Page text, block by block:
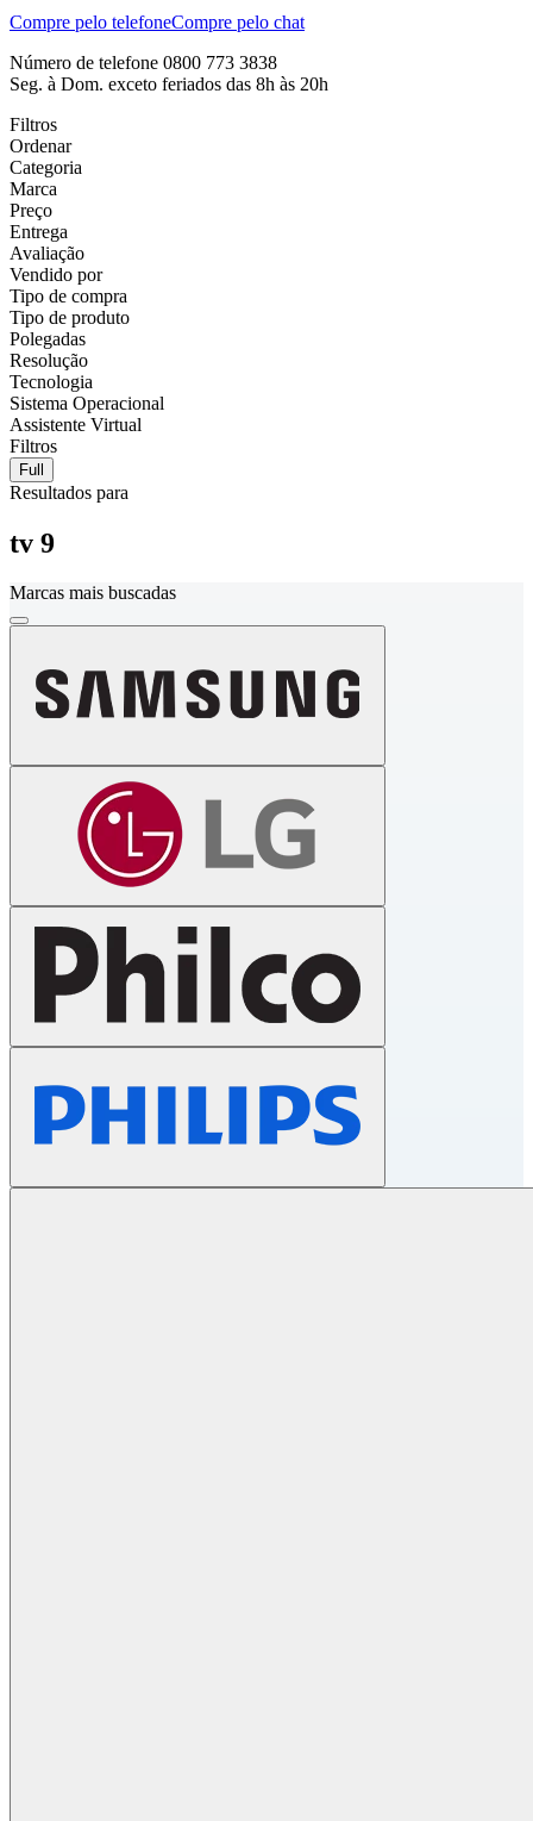
Compre pelo telefoneCompre pelo chat
Número de telefone 0800 773 3838
Seg. à Dom. exceto feriados das 8h às 20h
Filtros
Ordenar
Categoria
Marca
Preço
Entrega
Avaliação
Vendido por
Tipo de compra
Tipo de produto
Polegadas
Resolução
Tecnologia
Sistema Operacional
Assistente Virtual
Filtros
Full
Resultados para
tv 9
Marcas mais buscadas